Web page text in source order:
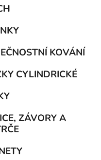
KOVÁNÍ
CYLINDRICKÉ
ZÁVORY A